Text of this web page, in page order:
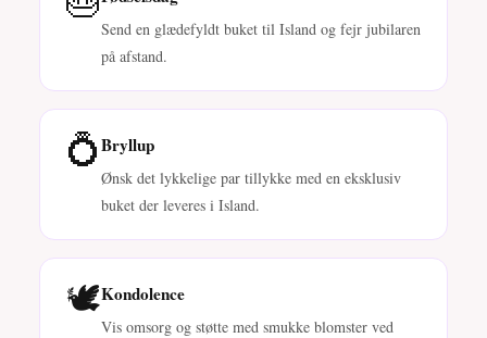
Send en glædefyldt buket til Island og fejr jubilaren
på afstand.
💍Bryllup
Ønsk det lykkelige par tillykke med en eksklusiv
buket der leveres i Island.
🕊️Kondolence
Vis omsorg og støtte med smukke blomster ved